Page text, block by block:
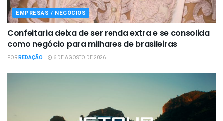
EMPRESAS / NEGÓCIOS
Confeitaria deixa de ser renda extra e se consolida
como negócio para milhares de brasileiras
PORREDAÇÃO 6 DE AGOSTO DE 2026